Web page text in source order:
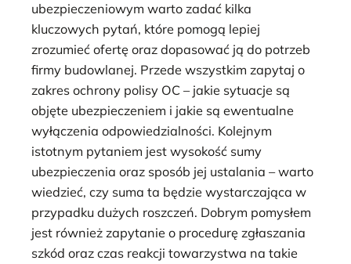
ubezpieczeniowym warto zadać kilka
kluczowych pytań, które pomogą lepiej
zrozumieć ofertę oraz dopasować ją do potrzeb
firmy budowlanej. Przede wszystkim zapytaj o
zakres ochrony polisy OC – jakie sytuacje są
objęte ubezpieczeniem i jakie są ewentualne
wyłączenia odpowiedzialności. Kolejnym
istotnym pytaniem jest wysokość sumy
ubezpieczenia oraz sposób jej ustalania – warto
wiedzieć, czy suma ta będzie wystarczająca w
przypadku dużych roszczeń. Dobrym pomysłem
jest również zapytanie o procedurę zgłaszania
szkód oraz czas reakcji towarzystwa na takie